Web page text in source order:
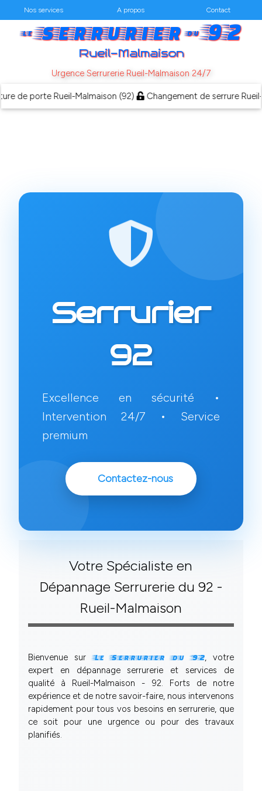
Nos services A propos Contact
leserrurierdu92
Rueil-Malmaison
Urgence Serrurerie Rueil-Malmaison 24/7
de porte Rueil-Malmaison (92) Changement de serrure Rueil-
Serrurier
92
Excellence en sécurité •
Intervention 24/7 • Service
premium
Contactez-nous
Votre Spécialiste en
Dépannage Serrurerie du 92 -
Rueil-Malmaison
Bienvenue surLe Serrurier du 92, votre
expert en dépannage serrurerie et services de
qualité à Rueil-Malmaison - 92. Forts de notre
expérience et de notre savoir-faire, nous intervenons
rapidement pour tous vos besoins en serrurerie, que
ce soit pour une urgence ou pour des travaux
planifiés.